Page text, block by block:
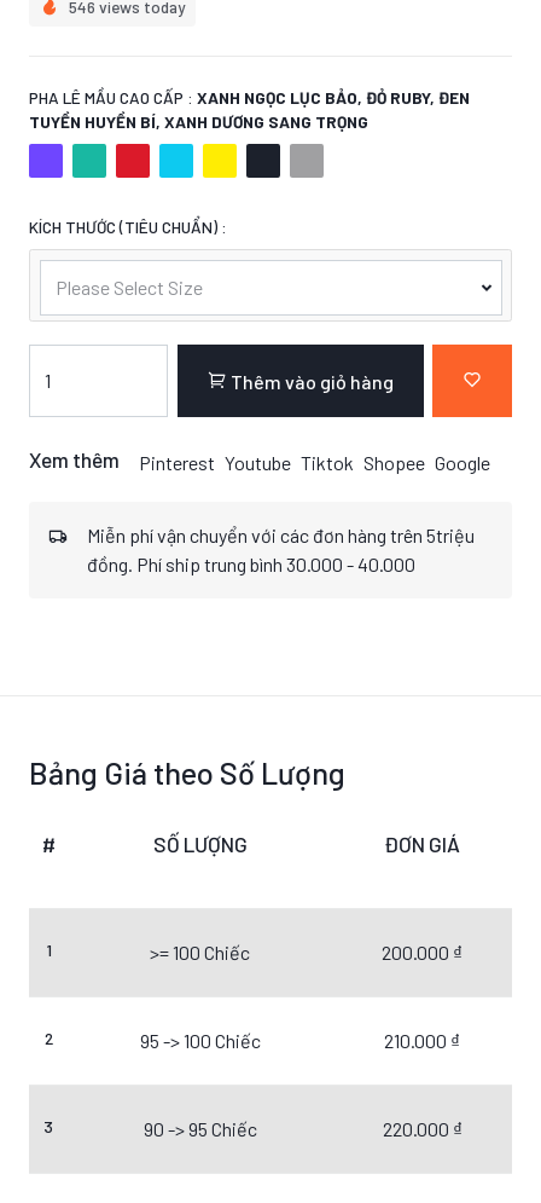
546 views today
PHA LÊ MẦU CAO CẤP : XANH NGỌC LỤC BẢO, ĐỎ RUBY, ĐEN
TUYỀN HUYỀN BÍ, XANH DƯƠNG SANG TRỌNG
KÍCH THƯỚC (TIÊU CHUẨN) :
Please Select Size
Thêm vào giỏ hàng
Xem thêm Pinterest Youtube Tiktok Shopee Google
Miễn phí vận chuyển với các đơn hàng trên 5triệu
đồng. Phí ship trung bình 30.000 - 40.000
Bảng Giá theo Số Lượng
# SỐ LƯỢNG ĐƠN GIÁ
1 >= 100 Chiếc 200.000 ₫
2 95 -> 100 Chiếc 210.000 ₫
3 90 -> 95 Chiếc 220.000 ₫